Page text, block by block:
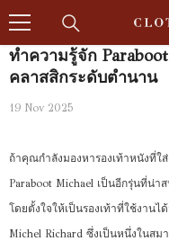
ทำความรู้จัก
คลาสสิกระดับตำนาน
19 Nov 2025
ถ้าคุณกำลังมองหารองเท้าหนังที่ใ
Paraboot Michael เป็นอีกรุ่นที่น่า
โดยตั้งใจให้เป็นรองเท้าที่ใช้งาน
Michel Richard ซึ่งเป็นหนึ่งในสม